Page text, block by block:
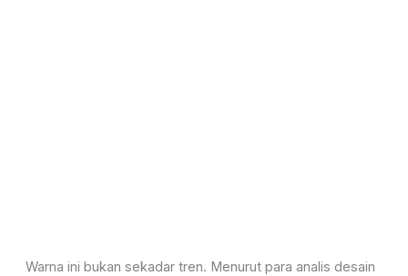
Warna ini bukan sekadar tren. Menurut para analis desain